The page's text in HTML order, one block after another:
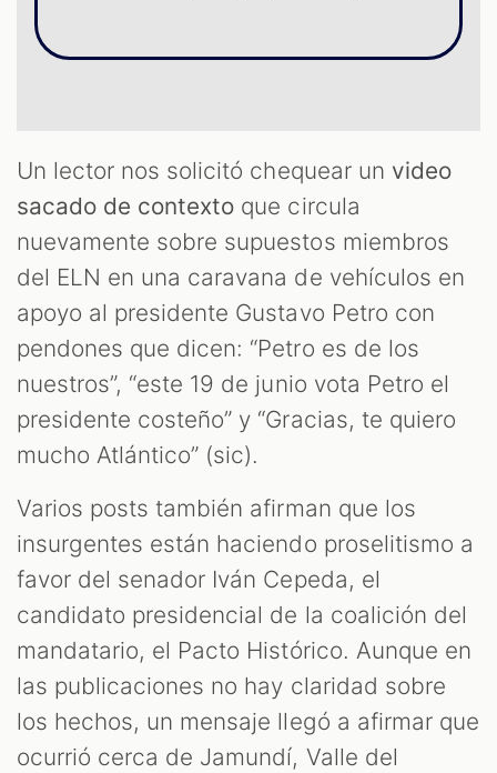
Un lector nos solicitó chequear un video
sacado de contexto que circula
nuevamente sobre supuestos miembros
del ELN en una caravana de vehículos en
apoyo al presidente Gustavo Petro con
pendones que dicen: “Petro es de los
nuestros”, “este 19 de junio vota Petro el
presidente costeño” y “Gracias, te quiero
mucho Atlántico” (sic).
Varios posts también afirman que los
insurgentes están haciendo proselitismo a
favor del senador Iván Cepeda, el
candidato presidencial de la coalición del
mandatario, el Pacto Histórico. Aunque en
las publicaciones no hay claridad sobre
los hechos, un mensaje llegó a afirmar que
ocurrió cerca de Jamundí, Valle del